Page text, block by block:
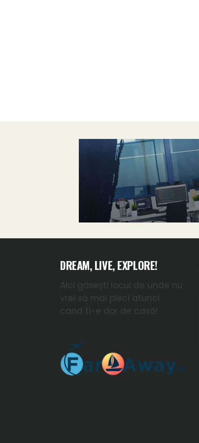
DREAM, LIVE, EXPLORE!
Aici găsești locul de unde nu
vrei să mai pleci atunci
cand ti-e dor de casă!